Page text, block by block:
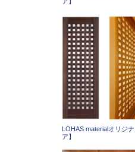
LOHAS materialオリジ
ア】